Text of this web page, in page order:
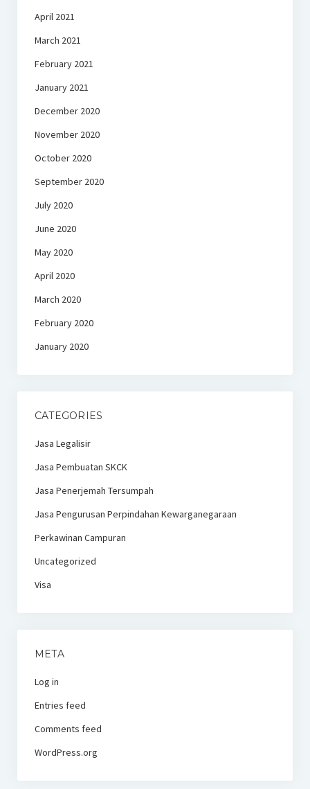
April 2021
March 2021
February 2021
January 2021
December 2020
November 2020
October 2020
September 2020
July 2020
June 2020
May 2020
April 2020
March 2020
February 2020
January 2020
CATEGORIES
Jasa Legalisir
Jasa Pembuatan SKCK
Jasa Penerjemah Tersumpah
Jasa Pengurusan Perpindahan Kewarganegaraan
Perkawinan Campuran
Uncategorized
Visa
META
Log in
Entries feed
Comments feed
WordPress.org